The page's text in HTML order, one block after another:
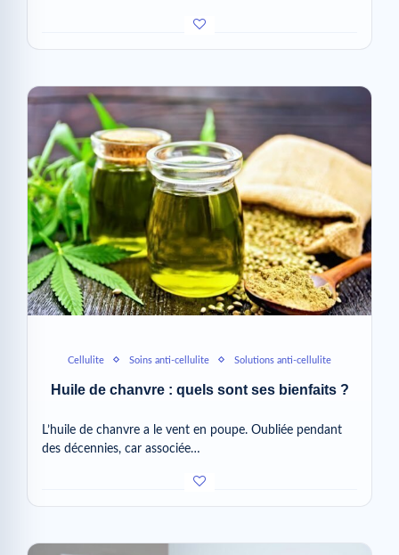
Cellulite Soins anti-cellulite Solutions anti-cellulite
Huile de chanvre : quels sont ses bienfaits ?
L’huile de chanvre a le vent en poupe. Oubliée pendant
des décennies, car associée…